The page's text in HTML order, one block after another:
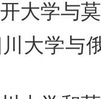
开大学与
川大学